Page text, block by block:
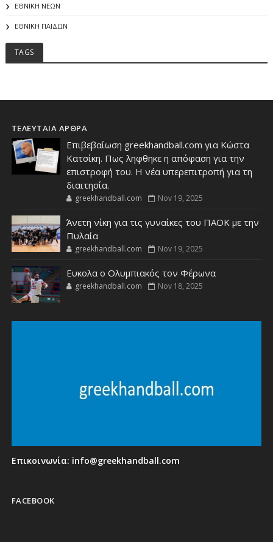
ΕΘΝΙΚΗ ΝΕΩΝ
ΕΘΝΙΚΗ ΠΑΙΔΩΝ
TAGS
ΤΕΛΕΥΤΑΙΑ ΑΡΘΡΑ
Επιβεβαίωση greekhandball.com για Κώστα
Κατσίκη. Πως ληφθηκε η απόφαση για την
επιστροφή του. Η νέα υπερεπιτροπή για τη
διαιτησία.
greekhandball.com Nov 19, 2025
Άνετη νίκη για τις γυναίκες του ΠΑΟΚ με την
Πυλαία
greekhandball.com Nov 19, 2025
Ευκολα ο Ολυμπιακός τον Φέρωνα
greekhandball.com Nov 18, 2025
Επικοινωνία: info@greekhandball.com
FACEBOOK